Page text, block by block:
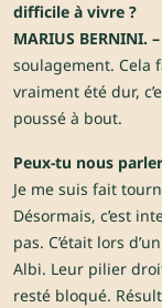
difficile à vivre ?
MARIUS BERNINI. –
soulagement. Cela
vraiment été dur,
poussé à bout.
Peux-tu nous
Je me suis fait
Désormais, c’est
pas. C’était lors
Albi. Leur pilier
resté bloqué.